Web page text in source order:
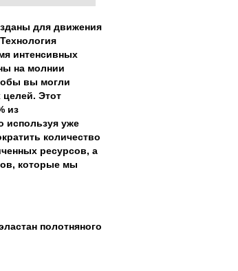
для движения
Технология
интенсивных
на молнии
вы могли
целей. Этот
из
используя уже
количество
ресурсов, а
которые мы
полотняного